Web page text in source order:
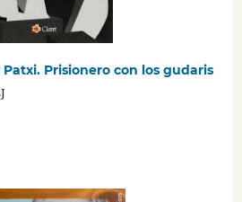
Patxi. Prisionero con los gudaris